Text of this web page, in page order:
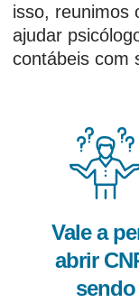
isso, reunimos
ajudar
contábeis com
Vale a
abrir
sendo